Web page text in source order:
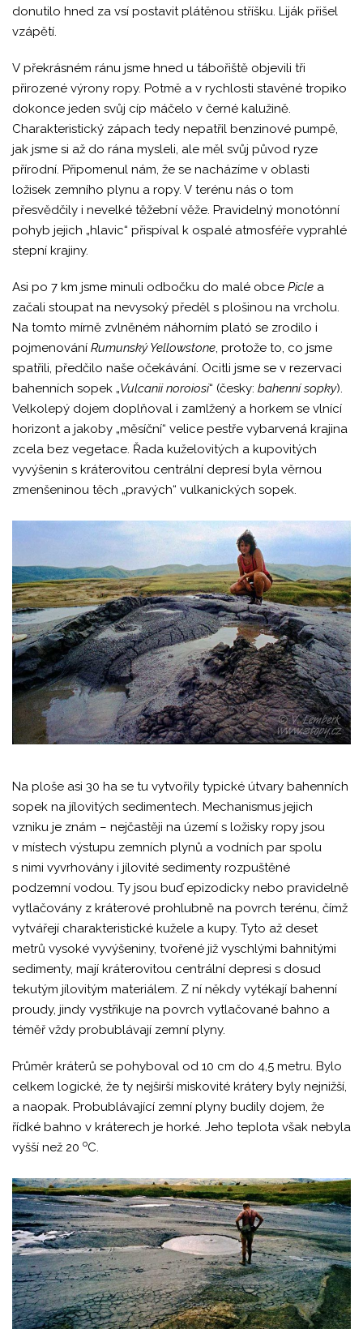
donutilo hned za vsí postavit plátěnou stříšku. Liják přišel
vzápětí.
V překrásném ránu jsme hned u tábořiště objevili tři
přirozené výrony ropy. Potmě a v rychlosti stavěné tropiko
dokonce jeden svůj cíp máčelo v černé kalužině.
Charakteristický zápach tedy nepatřil benzinové pumpě,
jak jsme si až do rána mysleli, ale měl svůj původ ryze
přírodní. Připomenul nám, že se nacházíme v oblasti
ložisek zemního plynu a ropy. V terénu nás o tom
přesvědčily i nevelké těžební věže. Pravidelný monotónní
pohyb jejich „hlavic“ přispíval k ospalé atmosféře vyprahlé
stepní krajiny.
Asi po 7 km jsme minuli odbočku do malé obce Picle a
začali stoupat na nevysoký předěl s plošinou na vrcholu.
Na tomto mírně zvlněném náhorním plató se zrodilo i
pojmenování Rumunský Yellowstone, protože to, co jsme
spatřili, předčilo naše očekávání. Ocitli jsme se v rezervaci
bahenních sopek „Vulcanii noroiosi“ (česky: bahenní sopky).
Velkolepý dojem doplňoval i zamlžený a horkem se vlnící
horizont a jakoby „měsíční“ velice pestře vybarvená krajina
zcela bez vegetace. Řada kuželovitých a kupovitých
vyvýšenin s kráterovitou centrální depresí byla věrnou
zmenšeninou těch „pravých“ vulkanických sopek.
Na ploše asi 30 ha se tu vytvořily typické útvary bahenních
sopek na jílovitých sedimentech. Mechanismus jejich
vzniku je znám – nejčastěji na území s ložisky ropy jsou
v místech výstupu zemních plynů a vodních par spolu
s nimi vyvrhovány i jílovité sedimenty rozpuštěné
podzemní vodou. Ty jsou buď epizodicky nebo pravidelně
vytlačovány z kráterové prohlubně na povrch terénu, čímž
vytvářejí charakteristické kužele a kupy. Tyto až deset
metrů vysoké vyvýšeniny, tvořené již vyschlými bahnitými
sedimenty, mají kráterovitou centrální depresi s dosud
tekutým jílovitým materiálem. Z ní někdy vytékají bahenní
proudy, jindy vystřikuje na povrch vytlačované bahno a
téměř vždy probublávají zemní plyny.
Průměr kráterů se pohyboval od 10 cm do 4,5 metru. Bylo
celkem logické, že ty nejširší miskovité krátery byly nejnižší,
a naopak. Probublávající zemní plyny budily dojem, že
řídké bahno v kráterech je horké. Jeho teplota však nebyla
vyšší než 20 oC.